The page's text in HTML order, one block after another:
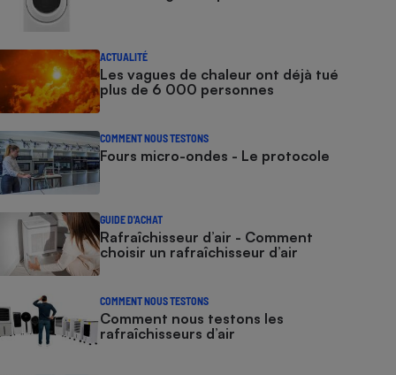
ACTUALITÉ
Les vagues de chaleur ont déjà tué
plus de 6 000 personnes
COMMENT NOUS TESTONS
Fours micro-ondes - Le protocole
GUIDE D'ACHAT
Rafraîchisseur d’air - Comment
choisir un rafraîchisseur d’air
COMMENT NOUS TESTONS
Comment nous testons les
rafraîchisseurs d’air